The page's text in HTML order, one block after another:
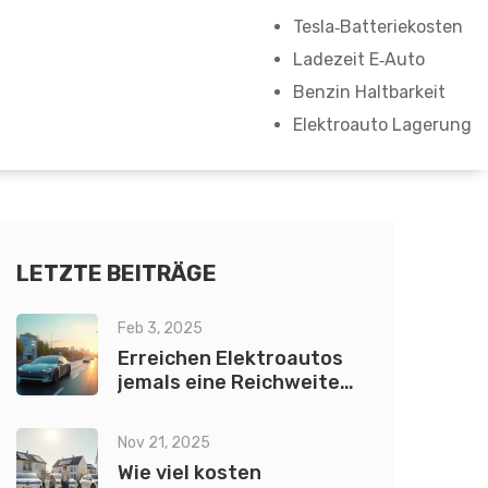
Tesla‑Batteriekosten
Ladezeit E‑Auto
Benzin Haltbarkeit
Elektroauto Lagerung
LETZTE BEITRÄGE
Feb 3, 2025
Erreichen Elektroautos
jemals eine Reichweite
Nov 21, 2025
Wie viel kosten